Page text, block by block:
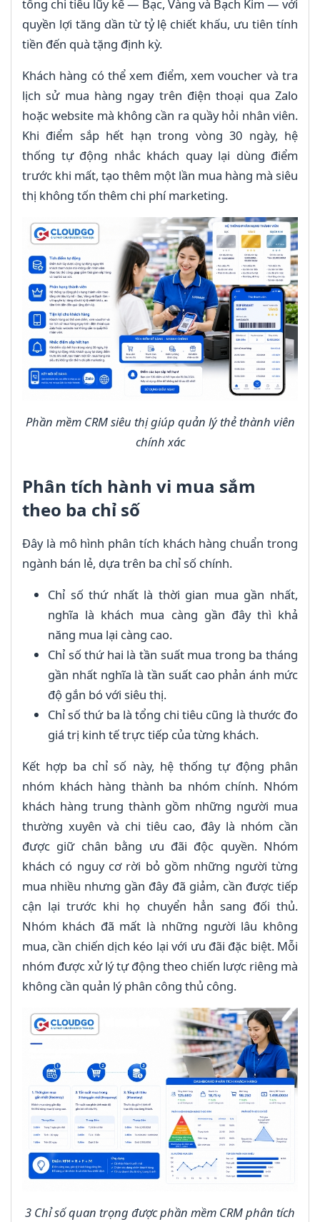
tổng chi tiêu lũy kế — Bạc, Vàng và Bạch Kim — với
quyền lợi tăng dần từ tỷ lệ chiết khấu, ưu tiên tính
tiền đến quà tặng định kỳ.
Khách hàng có thể xem điểm, xem voucher và tra
lịch sử mua hàng ngay trên điện thoại qua Zalo
hoặc website mà không cần ra quầy hỏi nhân viên.
Khi điểm sắp hết hạn trong vòng 30 ngày, hệ
thống tự động nhắc khách quay lại dùng điểm
trước khi mất, tạo thêm một lần mua hàng mà siêu
thị không tốn thêm chi phí marketing.
Phần mềm CRM siêu thị giúp quản lý thẻ thành viên
chính xác
Phân tích hành vi mua sắm
theo ba chỉ số
Đây là mô hình phân tích khách hàng chuẩn trong
ngành bán lẻ, dựa trên ba chỉ số chính.
Chỉ số thứ nhất là thời gian mua gần nhất,
nghĩa là khách mua càng gần đây thì khả
năng mua lại càng cao.
Chỉ số thứ hai là tần suất mua trong ba tháng
gần nhất nghĩa là tần suất cao phản ánh mức
độ gắn bó với siêu thị.
Chỉ số thứ ba là tổng chi tiêu cũng là thước đo
giá trị kinh tế trực tiếp của từng khách.
Kết hợp ba chỉ số này, hệ thống tự động phân
nhóm khách hàng thành ba nhóm chính. Nhóm
khách hàng trung thành gồm những người mua
thường xuyên và chi tiêu cao, đây là nhóm cần
được giữ chân bằng ưu đãi độc quyền. Nhóm
khách có nguy cơ rời bỏ gồm những người từng
mua nhiều nhưng gần đây đã giảm, cần được tiếp
cận lại trước khi họ chuyển hẳn sang đối thủ.
Nhóm khách đã mất là những người lâu không
mua, cần chiến dịch kéo lại với ưu đãi đặc biệt. Mỗi
nhóm được xử lý tự động theo chiến lược riêng mà
không cần quản lý phân công thủ công.
3 Chỉ số quan trọng được phần mềm CRM phân tích